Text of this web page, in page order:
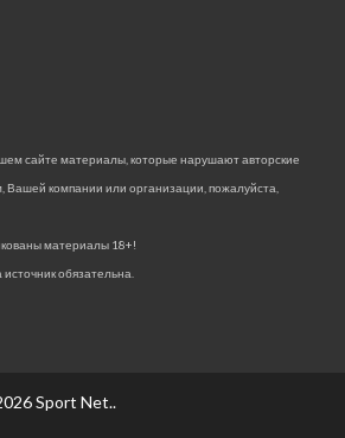
сайте материалы, которые нарушают авторские
компании или организации, пожалуйста,
материалы 18+!
обязательна.
Sport Net..